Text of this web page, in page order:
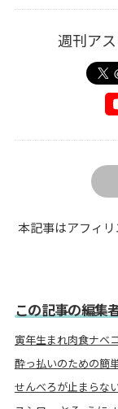
週刊ア
本記事はアフィ
この記事の編集
寅年生まれ肉食ナベ
酔っ払いのための簡
せんべろが止まらな